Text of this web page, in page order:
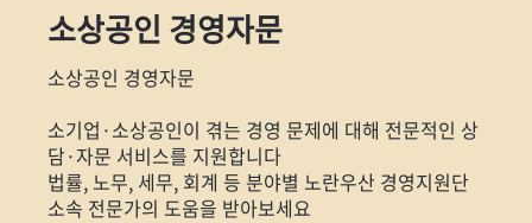
소상공인 경영자문
소상공인 경영자문
소기업·소상공인이 겪는 경영 문제에 대해 전문적인 상
담·자문 서비스를 지원합니다
법률, 노무, 세무, 회계 등 분야별 노란우산 경영지원단
소속 전문가의 도움을 받아보세요